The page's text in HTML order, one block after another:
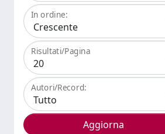
In ordine:
Risultati/Pagina
Autori/Record: